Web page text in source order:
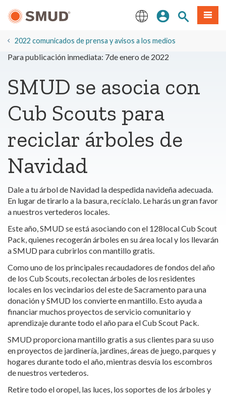
principal
Iniciar sesión
Buscar en
Menú
2022 comunicados de prensa y avisos a los medios
Para publicación inmediata: 7de enero de 2022
SMUD se asocia con
Cub Scouts para
reciclar árboles de
Navidad
Dale a tu árbol de Navidad la despedida navideña adecuada.
En lugar de tirarlo a la basura, recíclalo. Le harás un gran favor
a nuestros vertederos locales.
Este año, SMUD se está asociando con el 128local Cub Scout
Pack, quienes recogerán árboles en su área local y los llevarán
a SMUD para cubrirlos con mantillo gratis.
Como uno de los principales recaudadores de fondos del año
de los Cub Scouts, recolectan árboles de los residentes
locales en los vecindarios del este de Sacramento para una
donación y SMUD los convierte en mantillo. Esto ayuda a
financiar muchos proyectos de servicio comunitario y
aprendizaje durante todo el año para el Cub Scout Pack.
SMUD proporciona mantillo gratis a sus clientes para su uso
en proyectos de jardinería, jardines, áreas de juego, parques y
hogares durante todo el año, mientras desvía los escombros
de nuestros vertederos.
Retire todo el oropel, las luces, los soportes de los árboles y